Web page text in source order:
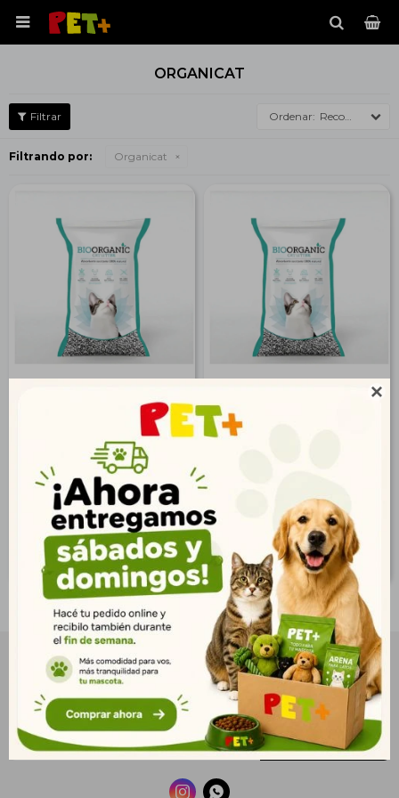


ORGANICAT
Recomendados
Filtrando por: Organicat
$ 309
$ 346
Sanitario Organicat 2 Kg
$ 109
NEWSLETTER
¡Suscribite y recibí todas nuestras novedades!
SUSCRIBIRME
 